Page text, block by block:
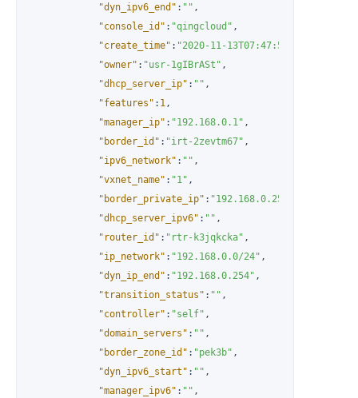
"dyn_ipv6_end" : "" ,
"console_id" : "qingcloud" ,
"create_time" : "2020-11-13T07:47:50Z"
"owner" : "usr-1gIBrASt" ,
"dhcp_server_ip" : "" ,
"features" : 1,
"manager_ip" : "192.168.0.1" ,
"border_id" : "irt-2zevtm67" ,
"ipv6_network" : "" ,
"vxnet_name" : "1" ,
"border_private_ip" : "192.168.0.254"
"dhcp_server_ipv6" : "" ,
"router_id" : "rtr-k3jqkcka" ,
"ip_network" : "192.168.0.0/24" ,
"dyn_ip_end" : "192.168.0.254" ,
"transition_status" : "" ,
"controller" : "self" ,
"domain_servers" : "" ,
"border_zone_id" : "pek3b" ,
"dyn_ipv6_start" : "" ,
"manager_ipv6" : "" ,